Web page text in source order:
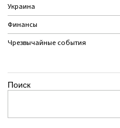
Украина
Финансы
Чрезвычайные события
Поиск